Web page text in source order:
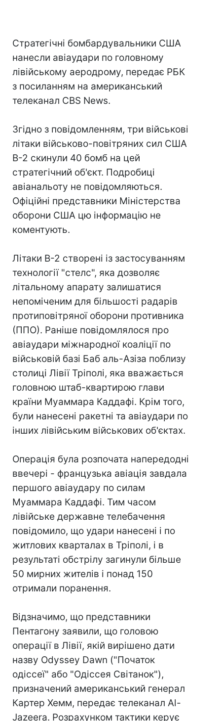
Стратегічні бомбардувальники США
нанесли авіаудари по головному
лівійському аеродрому, передає РБК
з посиланням на американський
телеканал CBS News.
Згідно з повідомленням, три військові
літаки військово-повітряних сил США
B-2 скинули 40 бомб на цей
стратегічний об'єкт. Подробиці
авіанальоту не повідомляються.
Офіційні представники Міністерства
оборони США цю інформацію не
коментують.
Літаки B-2 створені із застосуванням
технології "стелс", яка дозволяє
літальному апарату залишатися
непоміченим для більшості радарів
протиповітряної оборони противника
(ППО). Раніше повідомлялося про
авіаудари міжнародної коаліції по
військовій базі Баб аль-Азіза поблизу
столиці Лівії Тріполі, яка вважається
головною штаб-квартирою глави
країни Муаммара Каддафі. Крім того,
були нанесені ракетні та авіаудари по
інших лівійським військових об'єктах.
Операція була розпочата напередодні
ввечері - французька авіація завдала
першого авіаудару по силам
Муаммара Каддафі. Тим часом
лівійське державне телебачення
повідомило, що удари нанесені і по
житлових кварталах в Тріполі, і в
результаті обстрілу загинули більше
50 мирних жителів і понад 150
отримали поранення.
Відзначимо, що представники
Пентагону заявили, що головою
операції в Лівії, якій вирішено дати
назву Odyssey Dawn ("Початок
одіссеї" або "Одіссея Світанок"),
призначений американський генерал
Картер Хемм, передає телеканал Al-
Jazeera. Розрахунком тактики керує